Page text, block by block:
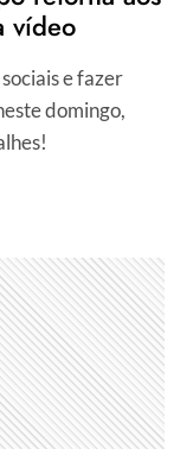
vídeo
e fazer
domingo,